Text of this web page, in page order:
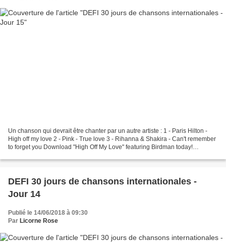
Un chanson qui devrait être chanter par un autre artiste : 1 - Paris Hilton -
High off my love 2 - Pink - True love 3 - Rihanna & Shakira - Can't remember
to forget you Download "High Off My Love" featuring Birdman today!
DEFI 30 jours de chansons internationales -
Jour 14
Publié le 14/06/2018 à 09:30
Par Licorne Rose